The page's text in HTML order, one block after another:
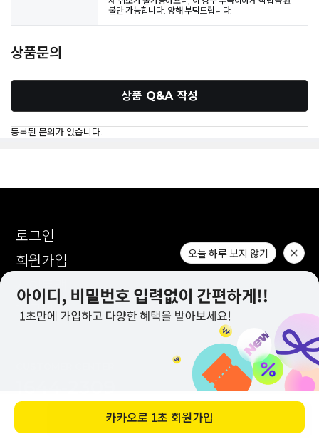
바로 구매하기
불만 가능합니다. 양해 부탁드립니다.
상품문의
상품 Q&A 작성
등록된 문의가 없습니다.
로그인
회원가입
사이트맵
1:1문의
( 전화 상담 미 운영 / 문자 발신 전용 )
카카오톡 : AM 10:00 ~ PM 17:00
1:1 문의 : AM 10:00 ~ PM 17:00
오늘 하루 보지 않기
카카오로 1초 회원가입